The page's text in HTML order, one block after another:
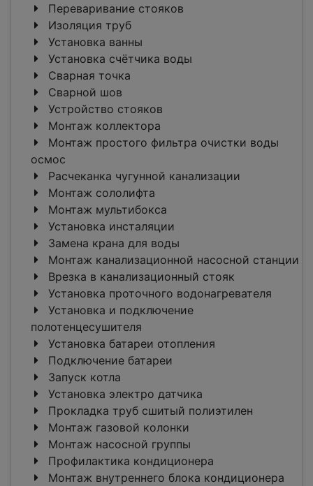
Переваривание стояков
Изоляция труб
Установка ванны
Установка счётчика воды
Сварная точка
Сварной шов
Устройство стояков
Монтаж коллектора
Монтаж простого фильтра очистки воды
осмос
Расчеканка чугунной канализации
Монтаж сололифта
Монтаж мультибокса
Установка инсталяции
Замена крана для воды
Монтаж канализационной насосной станции
Врезка в канализационный стояк
Установка проточного водонагревателя
Установка и подключение
полотенцесушителя
Установка батареи отопления
Подключение батареи
Запуск котла
Установка электро датчика
Прокладка труб сшитый полиэтилен
Монтаж газовой колонки
Монтаж насосной группы
Профилактика кондиционера
Монтаж внутреннего блока кондиционера